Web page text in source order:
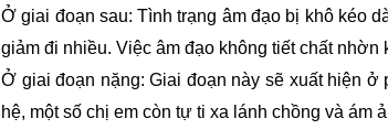
Ở giai đoạn sau: Tình trạng âm đạo bị khô kéo
giảm đi nhiều. Việc âm đạo không tiết chất
Ở giai đoạn nặng: Giai đoạn này sẽ xuất hiện
hệ, một số chị em còn tự ti xa lánh chồng và ám